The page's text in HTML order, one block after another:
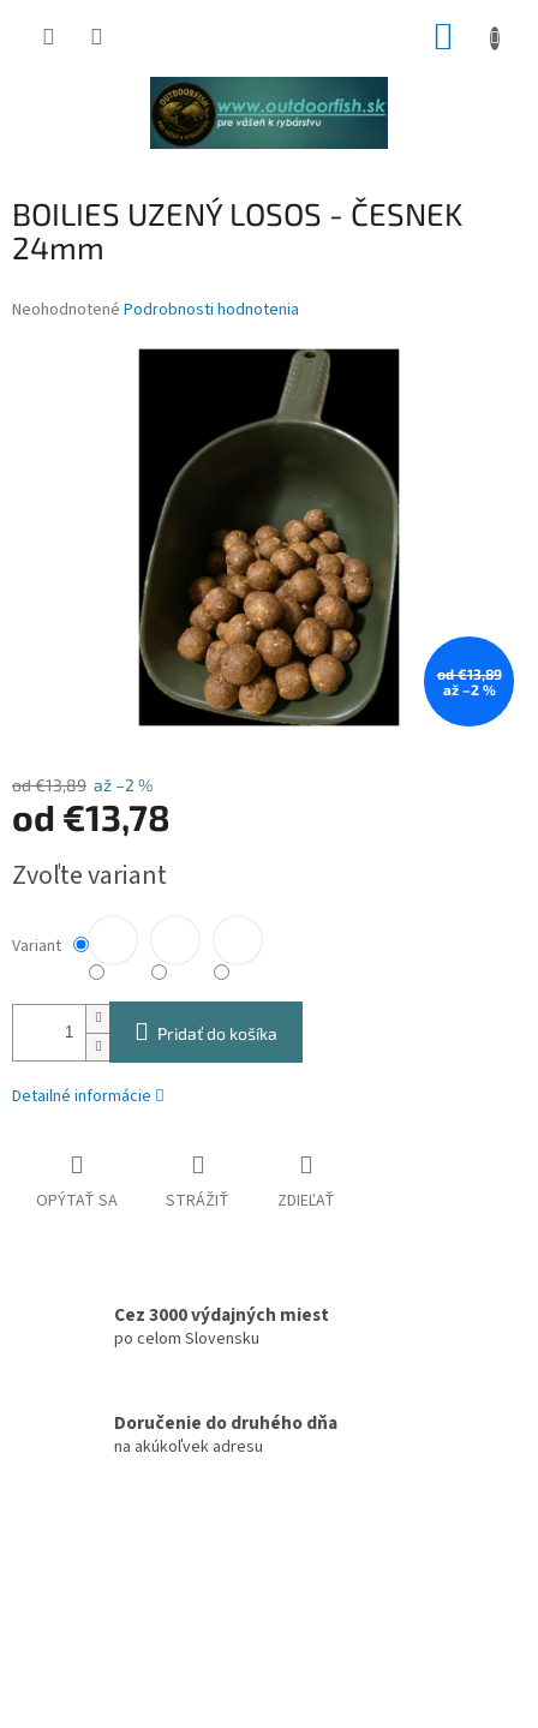
BOILIES UZENÝ LOSOS - ČESNEK
24mm
Priemerné
Neohodnotené Podrobnosti hodnotenia
od €13,89
až –2 %
od €13,89 až –2 %
od €13,78
cena:
Zvoľte variant
Variant
Pridať do košíka
Detailné informácie
OPÝTAŤ SA STRÁŽIŤ ZDIEĽAŤ
Cez 3000 výdajných miest
po celom Slovensku
Doručenie do druhého dňa
na akúkoľvek adresu